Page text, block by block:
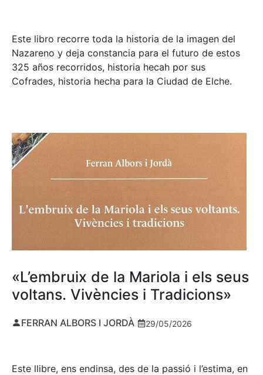
Este libro recorre toda la historia de la imagen del
Nazareno y deja constancia para el futuro de estos
325 años recorridos, historia hecah por sus
Cofrades, historia hecha para la Ciudad de Elche.
«L’embruix de la Mariola i els seus
voltans. Vivències i Tradicions»
FERRAN ALBORS I JORDÀ 29/05/2026
Este llibre, ens endinsa, des de la passió i l’estima, en